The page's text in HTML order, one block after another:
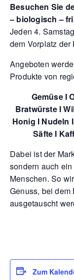
Besuchen Sie
– biologisch –
Jeden 4.
dem Vorplatz
Angeboten
Produkte von
Gemüse I
Bratwürste I
Honig I Nudeln
Säfte I
Dabei ist der
sondern auch
Menschen. So
Genuss, bei dem
ausgetauscht
Zum